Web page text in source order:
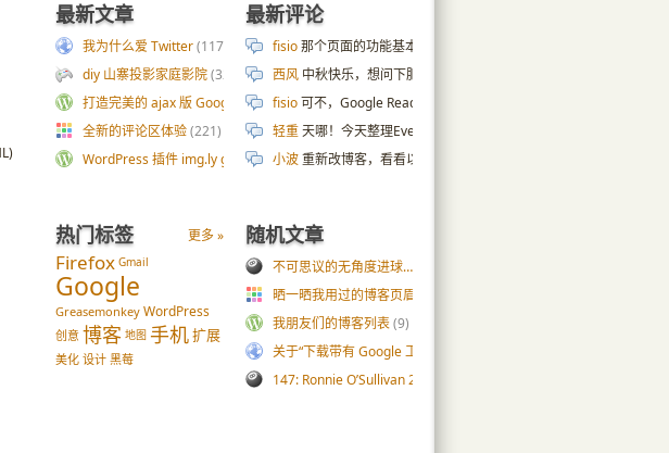
最新文章
我为什么爱 Twitter(117)
diy 山寨投影家庭影院(32)
打造完美的 ajax 版 Google 自定义搜索(187)
全新的评论区体验(221)
WordPress 插件 img.ly gallery(54)
更多 »
热门标签
Firefox Gmail
Google
Greasemonkey WordPress
创意 博客 地图 手机扩展
美化 设计 黑莓
最新评论
fisio那个页面的功能基本上也是拿 AI 写的😄 cpu 内存硬盘那些数
西风 中秋快乐，想问下肥老师服务器页面是怎么实现的，ai搞了几
fisio可不，Google Reader 都去世十年了…
轻重天哪！今天整理Evernote，发现这条2010年的剪藏笔记，点
小波重新改博客，看看以前的wp小伙伴的博客，发现绝大部分都关
随机文章
不可思议的无角度进球……某年世锦赛
晒一晒我用过的博客页眉
我朋友们的博客列表(9)
关于“下载带有 Google 工具栏的 Firefox”的一点看法
147: Ronnie O’Sullivan 2007 UK Championship, vs Selby